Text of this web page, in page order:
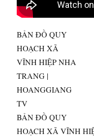
BẢN ĐỒ QUY
HOẠCH XÃ
VĨNH HIỆP NHA
TRANG |
HOANGGIANG
TV
BẢN ĐỒ QUY
HOẠCH XÃ VĨNH